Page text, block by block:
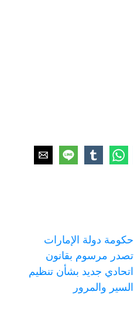
حكومة دولة الإمارات
تصدر مرسوم بقانون
اتحادي جديد بشأن تنظيم
السير والمرور